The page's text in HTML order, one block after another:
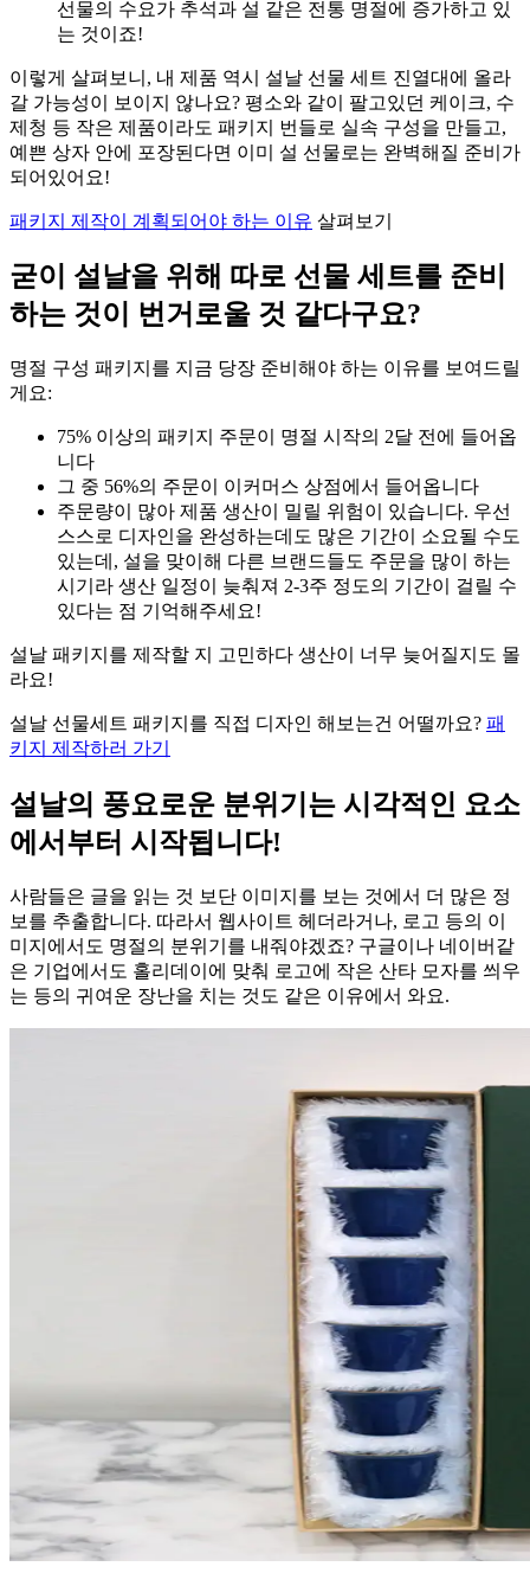
선물의 수요가 추석과 설 같은 전통 명절에 증가하고 있
는 것이죠!
이렇게 살펴보니, 내 제품 역시 설날 선물 세트 진열대에 올라
갈 가능성이 보이지 않나요? 평소와 같이 팔고있던 케이크, 수
제청 등 작은 제품이라도 패키지 번들로 실속 구성을 만들고,
예쁜 상자 안에 포장된다면 이미 설 선물로는 완벽해질 준비가
되어있어요!
패키지 제작이 계획되어야 하는 이유 살펴보기
굳이 설날을 위해 따로 선물 세트를 준비
하는 것이 번거로울 것 같다구요?
명절 구성 패키지를 지금 당장 준비해야 하는 이유를 보여드릴
게요:
75% 이상의 패키지 주문이 명절 시작의 2달 전에 들어옵
니다
그 중 56%의 주문이 이커머스 상점에서 들어옵니다
주문량이 많아 제품 생산이 밀릴 위험이 있습니다. 우선
스스로 디자인을 완성하는데도 많은 기간이 소요될 수도
있는데, 설을 맞이해 다른 브랜드들도 주문을 많이 하는
시기라 생산 일정이 늦춰져 2-3주 정도의 기간이 걸릴 수
있다는 점 기억해주세요!
설날 패키지를 제작할 지 고민하다 생산이 너무 늦어질지도 몰
라요!
설날 선물세트 패키지를 직접 디자인 해보는건 어떨까요? 패
키지 제작하러 가기
설날의 풍요로운 분위기는 시각적인 요소
에서부터 시작됩니다!
사람들은 글을 읽는 것 보단 이미지를 보는 것에서 더 많은 정
보를 추출합니다. 따라서 웹사이트 헤더라거나, 로고 등의 이
미지에서도 명절의 분위기를 내줘야겠죠? 구글이나 네이버같
은 기업에서도 홀리데이에 맞춰 로고에 작은 산타 모자를 씌우
는 등의 귀여운 장난을 치는 것도 같은 이유에서 와요.